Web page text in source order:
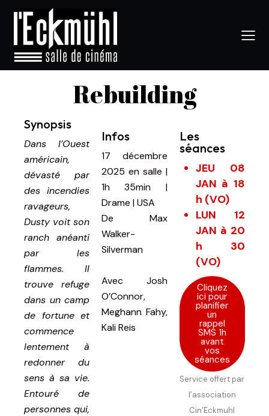
Rebuilding
Synopsis
Dans l’Ouest
américain,
dévasté par
des incendies
ravageurs,
Dusty voit son
ranch anéanti
par les
flammes. Il
trouve refuge
dans un camp
de fortune et
commence
lentement à
redonner du
sens à sa vie.
Entouré de
personnes qui,
Infos
17 décembre
2025en salle |
1h 35min |
Drame | USA
De Max
Walker-
Silverman
Avec Josh
O’Connor,
Meghann Fahy,
Kali Reis
Les
séances
JEU 08
JAN à 18
h (VO)
LUN 12
JAN à 20
h 30
(VO)
Cliquez
ici pour
planifier
un
rappel
SMS 1h
avant
vos
séances
Service offert par
l’association
Cin’Eckmuhl